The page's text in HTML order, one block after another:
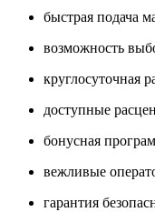
быстрая подача
возможность
круглосуточная
доступные
бонусная
вежливые
гарантия